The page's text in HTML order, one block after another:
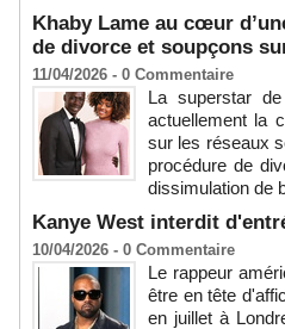
Khaby Lame au cœur
de divorce et soupçons
11/04/2026 - 0 Commentaire
La superstar
actuellement la
sur les réseaux
procédure de
dissimulation de
Kanye West interdit
10/04/2026 - 0 Commentaire
Le rappeur
être en tête
en juillet à